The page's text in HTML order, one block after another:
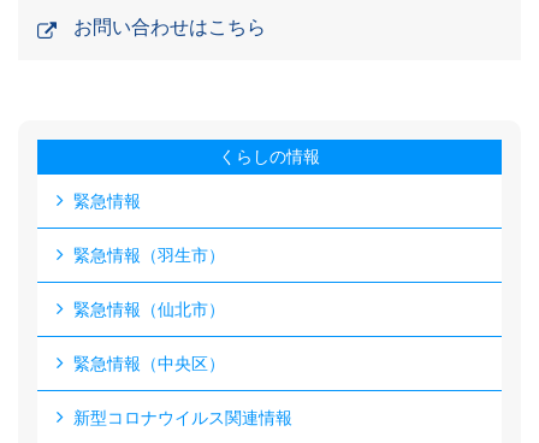
お問い合わせはこちら
くらしの情報
緊急情報
緊急情報（羽生市）
緊急情報（仙北市）
緊急情報（中央区）
新型コロナウイルス関連情報